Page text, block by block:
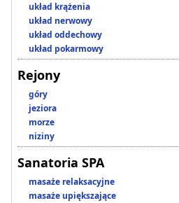
układ krążenia
układ nerwowy
układ oddechowy
układ pokarmowy
Rejony
góry
jeziora
morze
niziny
Sanatoria SPA
masaże relaksacyjne
masaże upiększające